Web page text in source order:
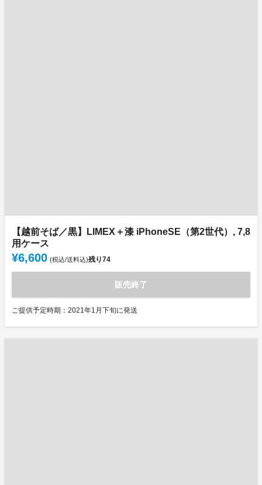
【越前そば／黒】LIMEX＋漆 iPhoneSE（第2世代）, 7,8
用ケース
¥6,600 (税込/送料込)残り74
販売終了
ご提供予定時期：2021年1月下旬に発送